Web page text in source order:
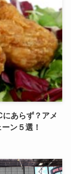
あらず？アメ
ン５選！